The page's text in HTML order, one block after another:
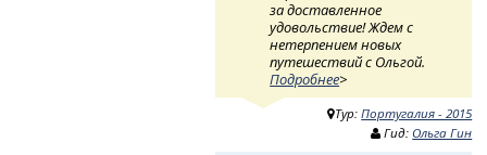
за доставленное
удовольствие! Ждем с
нетерпением новых
путешествий с Ольгой.
Подробнее>
Тур:Португалия - 2015
Гид: Ольга Гин